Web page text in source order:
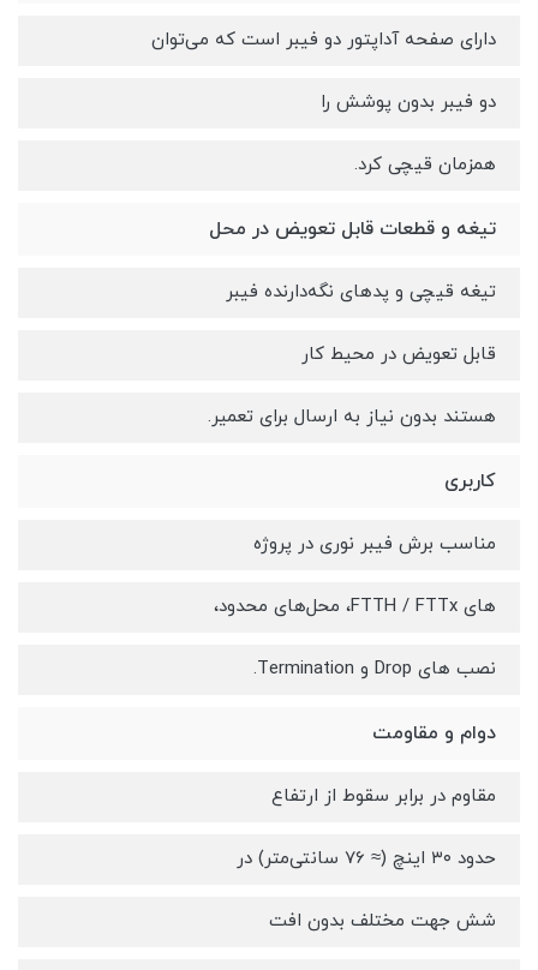
دارای صفحه آداپتور دو فیبر است که می‌توان
دو فیبر بدون پوشش را
همزمان قیچی کرد.
تیغه و قطعات قابل تعویض در محل
تیغه قیچی و پدهای نگه‌دارنده فیبر
قابل تعویض در محیط کار
هستند بدون نیاز به ارسال برای تعمیر.
کاربری
مناسب برش فیبر نوری در پروژه‌
های FTTH / FTTx، محل‌های محدود،
نصب های Drop و Termination.
دوام و مقاومت
مقاوم در برابر سقوط از ارتفاع
حدود ۳۰ اینچ (≈ 76 سانتی‌متر) در
شش جهت مختلف بدون افت